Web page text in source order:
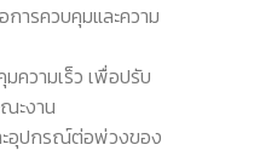
การควบคุมและความ
ความเร็ว เพื่อปรับ
ะงาน
อุปกรณ์ต่อพ่วงของ